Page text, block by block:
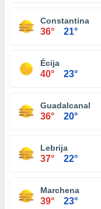
Constantina
36° 21°
Écija
40° 23°
Guadalcanal
36° 20°
Lebrija
37° 22°
Marchena
39° 23°